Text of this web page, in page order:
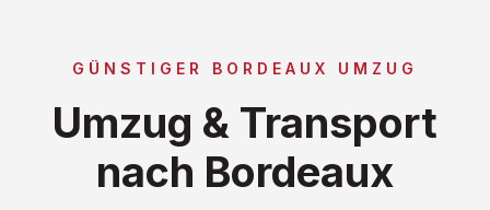
GÜNSTIGER BORDEAUX UMZUG
Umzug & Transport
nach Bordeaux